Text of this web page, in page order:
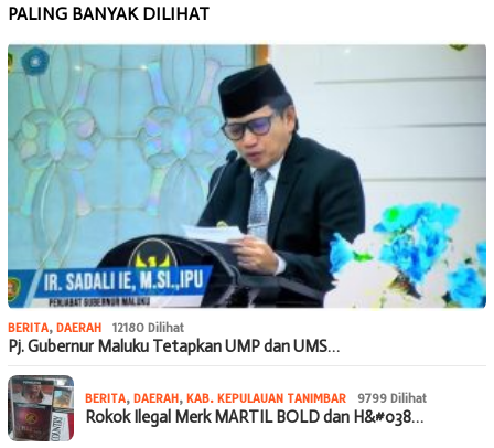
PALING BANYAK DILIHAT
BERITA, DAERAH 12180 Dilihat
Pj. Gubernur Maluku Tetapkan UMP dan UMS…
BERITA, DAERAH, KAB. KEPULAUAN TANIMBAR 9799 Dilihat
Rokok Ilegal Merk MARTIL BOLD dan H&#038…